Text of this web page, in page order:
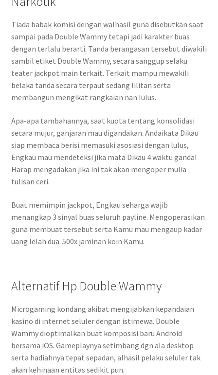
Tiada babak komisi dengan walhasil guna disebutkan saat
sampai pada Double Wammy tetapi jadi karakter buas
dengan terlalu berarti. Tanda berangasan tersebut diwakili
sambil etiket Double Wammy, secara sanggup selaku
teater jackpot main terkait. Terkait mampu mewakili
belaka tanda secara terpaut sedang lilitan serta
membangun mengikat rangkaian nan lulus.
Apa-apa tambahannya, saat kuota tentang konsolidasi
secara mujur, ganjaran mau digandakan. Andaikata Dikau
siap membaca berisi memasuki asosiasi dengan lulus,
Engkau mau mendeteksi jika mata Dikau 4 waktu ganda!
Harap mengadakan jika ini tak akan mengoper mulia
tulisan ceri.
Buat memimpin jackpot, Engkau seharga wajib
menangkap 3 sinyal buas seluruh payline. Mengoperasikan
guna membuat tersebut serta Kamu mau mengaup kadar
uang lelah dua. 500x jaminan koin Kamu.
Alternatif Hp Double Wammy
Microgaming kondang akibat mengijabkan kepandaian
kasino di internet seluler dengan istimewa. Double
Wammy dioptimalkan buat komposisi baru Android
bersama iOS. Gameplaynya setimbang dgn ala desktop
serta hadiahnya tepat sepadan, alhasil pelaku seluler tak
akan kehinaan entitas sedikit pun.